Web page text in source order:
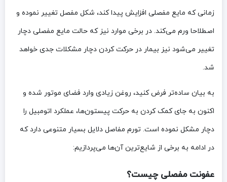
زمانی که مایع مفصلی افزایش پیدا کند، شکل مفصل تغییر نموده و
اصطلاحا ورم می‌کند. در برخی موارد نیز که حالت مایع مفصلی دچار
تغییر می‌شود نیز بیمار در حرکت کردن دچار مشکلات جدی خواهد
شد.
به بیان ساده‌تر فرض کنید، روغن زیادی وارد فضای موتور شده و
اکنون به جای کمک کردن به حرکت پیستون‌ها، عملکرد اتومبیل را
دچار مشکل نموده است. تورم مفاصل دلایل بسیار متنوعی دارد که
در ادامه به برخی از شایع‌ترین آن‌ها می‌پردازیم:
عفونت مفصلی چیست؟